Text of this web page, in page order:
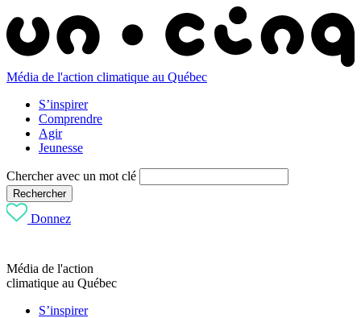
Média de l'action climatique au Québec
S’inspirer
Comprendre
Agir
Jeunesse
Chercher avec un mot clé
Rechercher
Donnez
Média de l'action
climatique au Québec
S’inspirer